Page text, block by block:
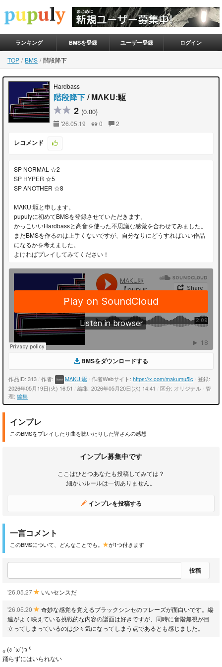
ランキング BMSを登録 ユーザー登録 ログイン
TOP BMS 階段降下
Hardbass
階段降下/ MΛKU:駆
2 (0.00)
'26.05.19 0 2
レコメンド
SP NORMAL ☆2
SP HYPER ☆5
SP ANOTHER ☆8
MΛKU:駆と申します。
pupulyに初めてBMSを登録させていただきます。
かっこいいHardbassと高音を使った不思議な感覚を合わせてみました。
まだBMSを作るのは上手くないですが、自分なりにどうすればいい作品
になるかを考えました。
よければプレイしてみてください！
BMSをダウンロードする
作品ID: 313 作者: MΛKU:駆 作者Webサイト: https://x.com/makumu5ic
登録:
2026年05月19日(火) 16:51
編集: 2026年05月20日(水) 14:41 区分: オリジナル 管
理: 編集
インプレ
このBMSをプレイしたり曲を聴いたりした皆さんの感想
インプレ募集中です
ここはひとつあなたも投稿してみては？
細かいルールは一切ありません。
インプレを投稿する
一言コメント
このBMSについて、どんなことでも。 が1つ付きます
投稿
'26.05.27 いいセンスだ
'26.05.20
奇妙な感覚を覚えるプラックシンセのフレーズが面白いです。縦
連がよく映えている挑戦的な内容の譜面は好きですが、同時に音階無視が目
立ってしまっているのは少々気になってしまう点であるとも感じました。
₍₍ (ง ˙ω˙)ว ⁾⁾
踊らずにはいられない